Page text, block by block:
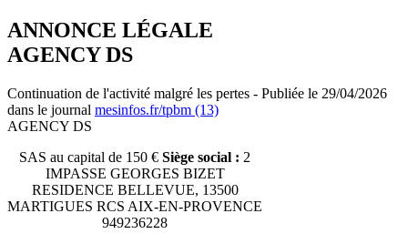
ANNONCE LÉGALE
AGENCY DS
Continuation de l'activité malgré les pertes - Publiée le 29/04/2026
dans le journal mesinfos.fr/tpbm (13)
AGENCY DS
SAS au capital de 150 € Siège social : 2
IMPASSE GEORGES BIZET
RESIDENCE BELLEVUE, 13500
MARTIGUES RCS AIX-EN-PROVENCE
949236228